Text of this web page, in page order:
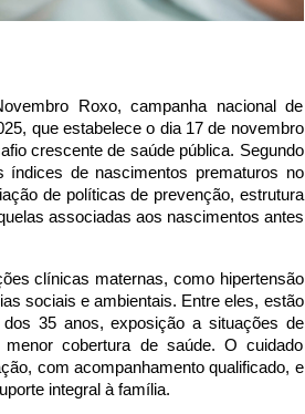
Roxo, campanha nacional de
que estabelece o dia 17 de novembro
crescente de saúde pública. Segundo
de nascimentos prematuros no
de políticas de prevenção, estrutura
associadas aos nascimentos antes
clínicas maternas, como hipertensão
sociais e ambientais. Entre eles, estão
35 anos, exposição a situações de
cobertura de saúde. O cuidado
com acompanhamento qualificado, e
integral à família.